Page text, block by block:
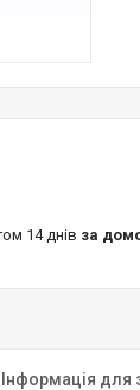
14 днів за
Інформація для